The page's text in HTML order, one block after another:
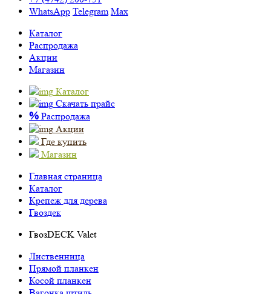
WhatsApp Telegram Max
Каталог
Распродажа
Акции
Магазин
Каталог
Скачать прайс
% Распродажа
Акции
Где купить
Магазин
Главная страница
Каталог
Крепеж для дерева
Гвоздек
ГвозDECK Valet
Лиственница
Прямой планкен
Косой планкен